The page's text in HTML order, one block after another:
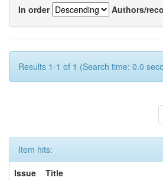
In order
Authors/
Results 1-1 of 1 (Search time: 0.0
Item hits:
Issue
Title